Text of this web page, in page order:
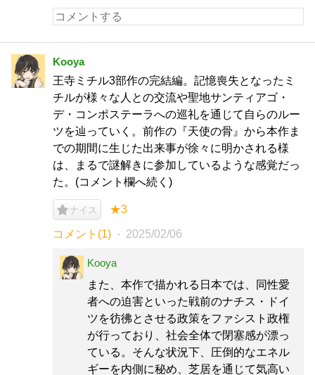
Kooya
王寺ミチル3部作の完結編。記憶喪失となったミ
チルが様々な人との交流や聖地サンティアゴ・
デ・コンポステーラへの巡礼を通じて自らのルー
ツを辿っていく。前作の『天使の骨』から本作ま
での期間に生じた出来事が徐々に明かされる様
は、まるで謎解きに参加しているような感覚だっ
た。(コメント欄へ続く)
ナイス ★3
コメント(1) 2025/02/06
Kooya
また、本作で描かれる日本では、同性愛
者への迫害といった戦前のナチス・ドイ
ツを彷彿とさせる政策をファシスト政権
が行っており、社会全体で閉塞感が漂っ
ている。そんな状況下、圧倒的なエネル
ギーを内側に秘め、芝居を通じて気高い